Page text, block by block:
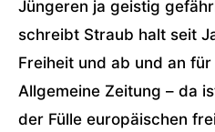
Jüngeren ja geistig
schreibt Straub halt seit
Freiheit und ab und an
Allgemeine Zeitung – da
der Fülle europäischen